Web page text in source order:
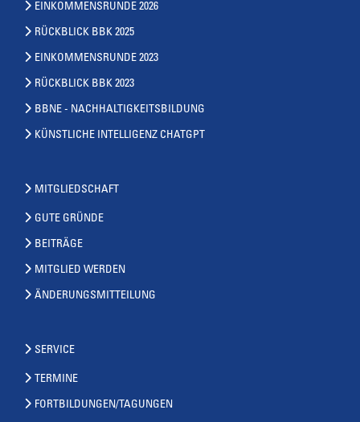
EINKOMMENSRUNDE 2026
RÜCKBLICK BBK 2025
EINKOMMENSRUNDE 2023
RÜCKBLICK BBK 2023
BBNE - NACHHALTIGKEITSBILDUNG
KÜNSTLICHE INTELLIGENZ CHATGPT
MITGLIEDSCHAFT
GUTE GRÜNDE
BEITRÄGE
MITGLIED WERDEN
ÄNDERUNGSMITTEILUNG
SERVICE
TERMINE
FORTBILDUNGEN/TAGUNGEN